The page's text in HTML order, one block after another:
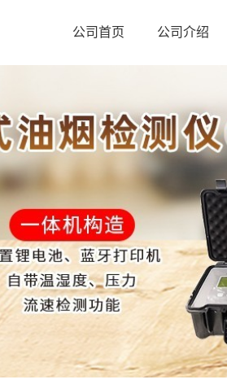
公司首页 公司介绍